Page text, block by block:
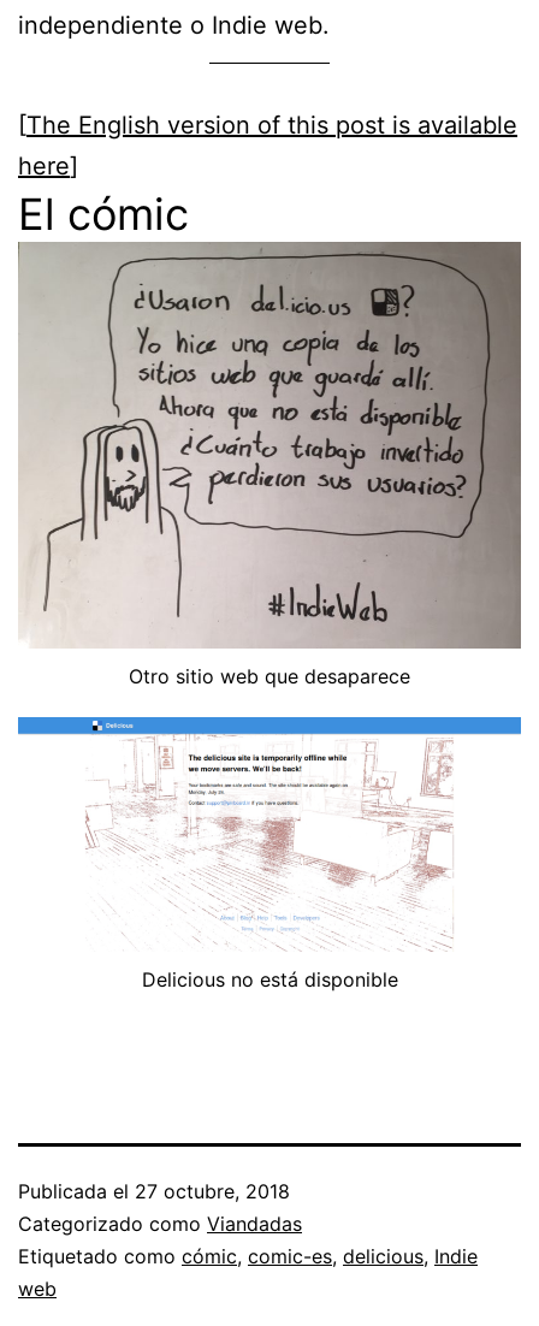
independiente o Indie web.
[The English version of this post is available
here]
El cómic
Otro sitio web que desaparece
Delicious no está disponible
Publicada el 27 octubre, 2018
Categorizado como Viandadas
Etiquetado como cómic, comic-es, delicious, Indie
web